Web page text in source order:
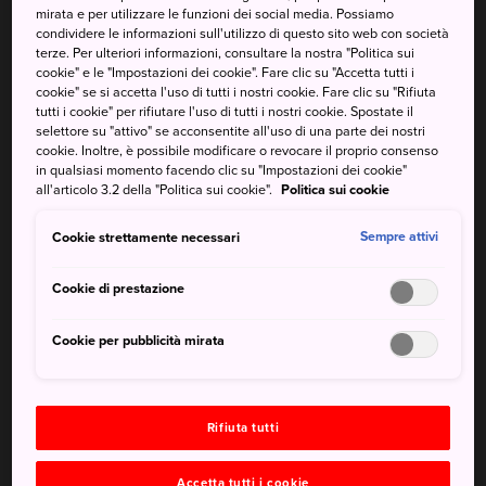
②Che cos'è la rosolia?
La rosolia è una malattia causata dall'infezione del virus
della rosolia. Si trasmette toccando un paziente o inalando
il virus che si sparge nell'aria quando un paziente tossisce
o starnutisce. La rosolia è caratterizzata da febbre, rash
cutaneo e ingrossamento dei linfonodi. Circa il 15-30%
delle persone infette non presenta sintomi.
La vaccinazione è efficace. Se una donna incinta viene
infettata dal virus della rosolia nelle prime fasi della
gravidanza, il bambino può nascere con sordità, cataratta,
un'immunità insufficiente alla rosolia poiché non l'avete
siete stati vaccinati solo una volta oppure se non siete
mirata e per utilizzare le funzioni dei social media. Possiamo
condividere le informazioni sull'utilizzo di questo sito web con società
terze. Per ulteriori informazioni, consultare la nostra "Politica sui
cookie" e le "Impostazioni dei cookie". Fare clic su "Accetta tutti i
cookie" se si accetta l'uso di tutti i nostri cookie. Fare clic su "Rifiuta
tutti i cookie" per rifiutare l'uso di tutti i nostri cookie. Spostate il
selettore su "attivo" se acconsentite all'uso di una parte dei nostri
cookie. Inoltre, è possibile modificare o revocare il proprio consenso
in qualsiasi momento facendo clic su "Impostazioni dei cookie"
all'articolo 3.2 della "Politica sui cookie". Politica sui cookie
Cookie strettamente necessari Sempre attivi
Cookie di prestazione
Cookie per pubblicità mirata
Rifiuta tutti
Accetta tutti i cookie